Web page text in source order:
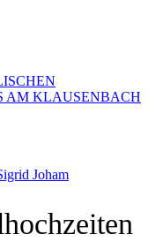
AM KLAUSENBACH
Joham